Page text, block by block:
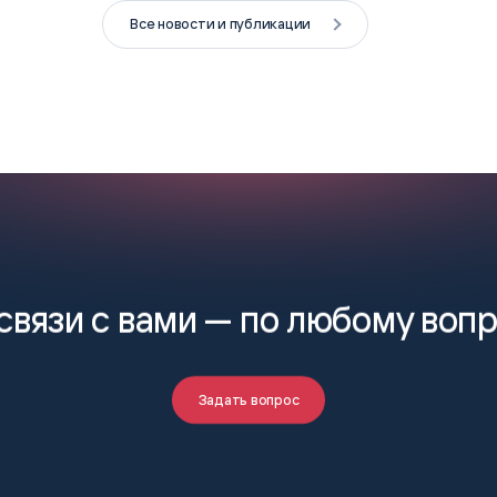
Все новости и публикации
с вами — по любому
Задать вопрос